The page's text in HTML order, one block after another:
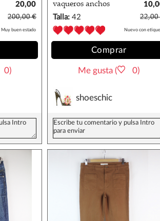
20,00
€
200,00 €
Muy buen estado
0)
vaqueros anchos
primark 42
Talla: 42 22,00
Nuevo con
Comprar
Me gusta ( 0)
shoeschic